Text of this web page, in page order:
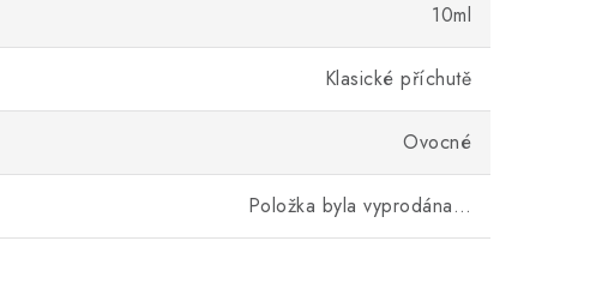
10ml
Klasické příchutě
Ovocné
Položka byla vyprodána…